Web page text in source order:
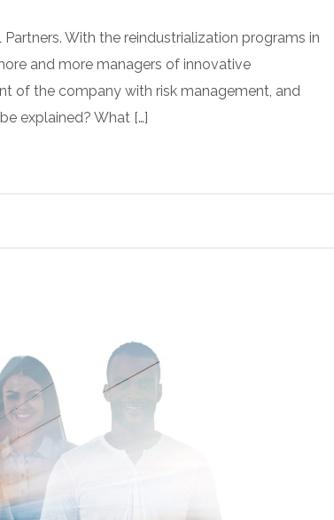
With the reindustrialization programs in
and more managers of innovative
of the company with risk management, and
explained? What […]